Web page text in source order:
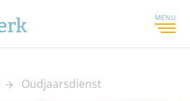
MENU
Oudjaarsdienst